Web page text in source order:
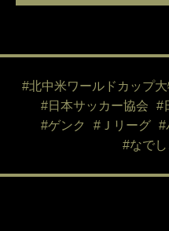
#北中米ワールドカップ
#日本サッカー協会
#
#ゲンク
#Ｊリーグ
#
#なで